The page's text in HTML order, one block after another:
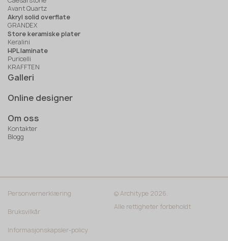
Avant Quartz
Akryl solid overflate
GRANDEX
Store keramiske plater
Keralini
HPL laminate
Puricelli
KRAFFTEN
Galleri
Online designer
Om oss
Kontakter
Blogg
© Architype 2026.
Alle rettigheter forbeholdt
Personvernerklæring
Bruksvilkår
Informasjonskapsler-policy